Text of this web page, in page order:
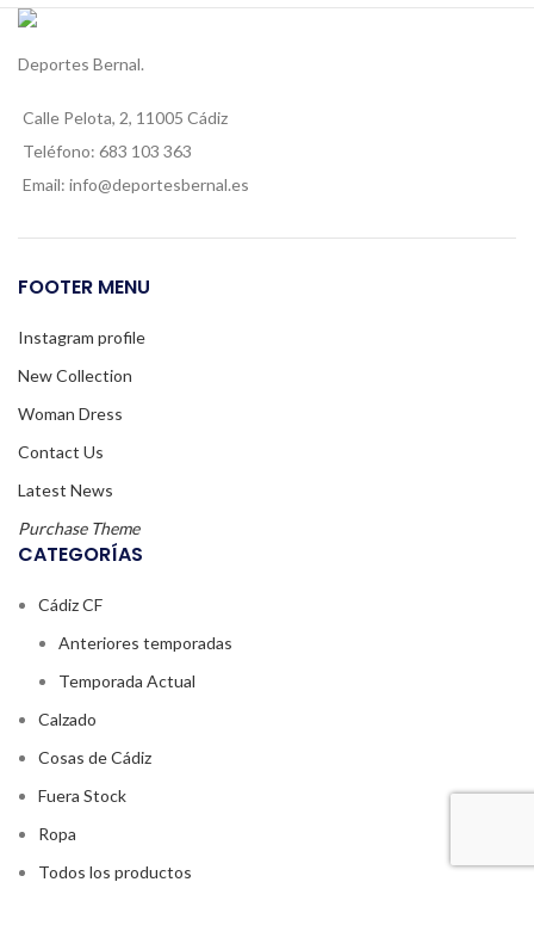
Deportes Bernal.
Calle Pelota, 2, 11005 Cádiz
Teléfono: 683 103 363
Email: info@deportesbernal.es
FOOTER MENU
Instagram profile
New Collection
Woman Dress
Contact Us
Latest News
Purchase Theme
CATEGORÍAS
Cádiz CF
Anteriores temporadas
Temporada Actual
Calzado
Cosas de Cádiz
Fuera Stock
Ropa
Todos los productos